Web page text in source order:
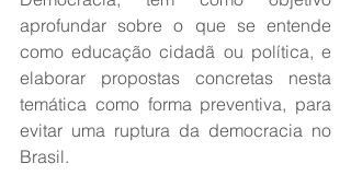
aprofundar sobre o que se entende
como educação cidadã ou política, e
elaborar propostas concretas nesta
temática como forma preventiva, para
evitar uma ruptura da democracia no
Brasil.